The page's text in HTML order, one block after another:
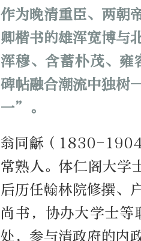
作为晚清重臣、两朝
卿楷书的雄浑宽博与
浑穆、含蓄朴茂、
碑帖融合潮流中独树
一”。
翁同龢（1830-1904
常熟人。体仁阁大学
后历任翰林院修撰、
尚书，协办大学士
处，参与清政府的内